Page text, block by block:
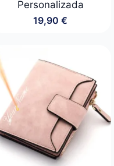
Personalizada
19,90 €